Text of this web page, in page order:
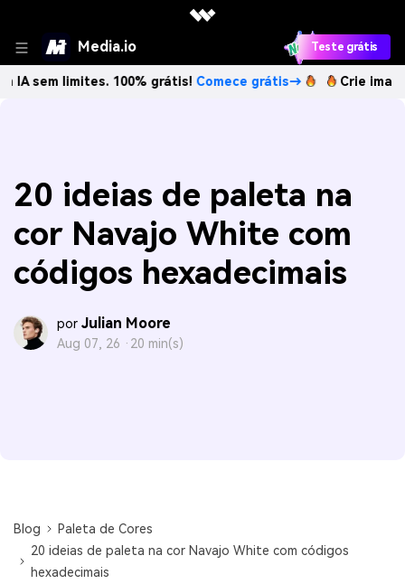
Media.io Teste grátis
100% grátis!Comece grátis→ Crie imagens com
20 ideias de paleta na
cor Navajo White com
códigos hexadecimais
por Julian Moore
Aug 07, 26 · 20 min(s)
Blog
Paleta de Cores
20 ideias de paleta na cor Navajo White com códigos
hexadecimais